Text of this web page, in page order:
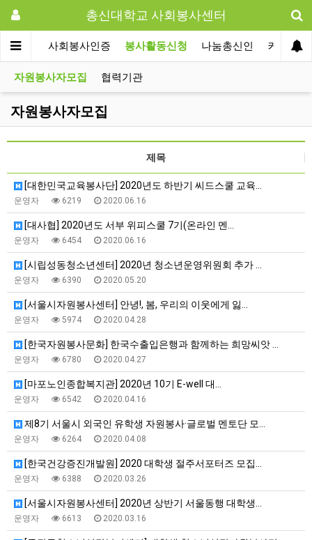
총신대학교 사회봉사센터
사업 사회봉사인증 봉사활동신청 나눔총신인 커뮤니티
자원봉사자모집 협력기관
자원봉사자모집
제목
[대한민국교육봉사단] 2020년도 하반기 씨드스쿨 교육…
운영자 6219 2020.06.16
[대사협] 2020년도 서부 위피스쿨 7기(온라인 멘…
운영자 6454 2020.06.16
[시립성동청소년센터] 2020년 청소년운영위원회 추가 …
운영자 6390 2020.05.20
[서울시자원봉사센터] 안녕!, 봄, 우리의 이웃에게 잃…
운영자 5974 2020.04.28
[한국자원봉사문화] 한국수출입은행과 함께하는 희망씨앗 …
운영자 6780 2020.04.27
[마포노인종합복지관] 2020년 10기 E-well 대…
운영자 6542 2020.04.16
제8기 서울시 외국인 유학생 자원봉사·글로벌 멘토단 모…
운영자 6264 2020.04.08
[한국건강증진개발원] 2020 대학생 절주서포터즈 모집…
운영자 6388 2020.03.26
[서울시자원봉사센터] 2020년 상반기 서울동행 대학생…
운영자 6613 2020.03.16